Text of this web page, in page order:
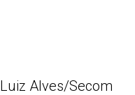
Luiz Alves/Secom